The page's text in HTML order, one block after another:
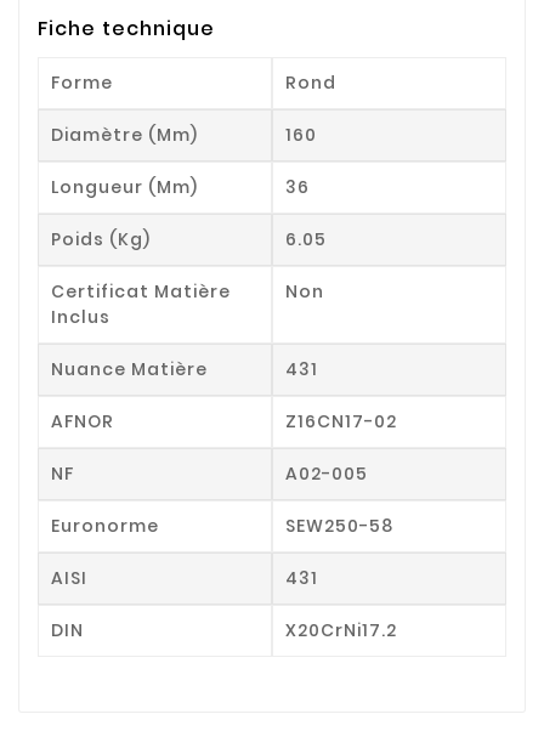
Fiche technique
Forme Rond
Diamètre (mm) 160
Longueur (mm) 36
Poids (kg) 6.05
Certificat Matière
Inclus
Non
Nuance Matière 431
AFNOR Z16CN17-02
NF A02-005
Euronorme SEW250-58
AISI 431
DIN X20CrNi17.2